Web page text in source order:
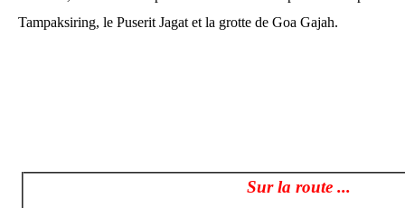
Tampaksiring, le Puserit Jagat et la grotte de Goa Gajah.
Sur la route ...